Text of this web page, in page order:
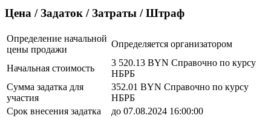
Цена / Задаток / Затраты / Штраф
Определение начальной
цены продажи
Определяется организатором
Начальная стоимость
3 520.13 BYN Справочно по курсу
НБРБ
Сумма задатка для
участия
352.01 BYN Справочно по курсу
НБРБ
Срок внесения задатка
до 07.08.2024 16:00:00